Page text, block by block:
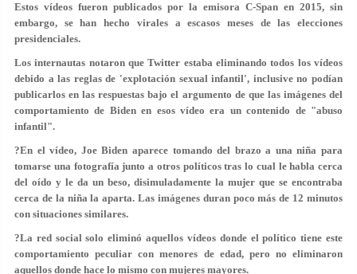
Estos vídeos fueron publicados por la emisora C-Span en 2015, sin
embargo, se han hecho virales a escasos meses de las elecciones
presidenciales.
Los internautas notaron que Twitter estaba eliminando todos los vídeos
debido a las reglas de 'explotación sexual infantil', inclusive no podían
publicarlos en las respuestas bajo el argumento de que las imágenes del
comportamiento de Biden en esos vídeo era un contenido de "abuso
infantil".
?En el vídeo, Joe Biden aparece tomando del brazo a una niña para
tomarse una fotografía junto a otros políticos tras lo cual le habla cerca
del oído y le da un beso, disimuladamente la mujer que se encontraba
cerca de la niña la aparta. Las imágenes duran poco más de 12 minutos
con situaciones similares.
?La red social solo eliminó aquellos vídeos donde el político tiene este
comportamiento peculiar con menores de edad, pero no eliminaron
aquellos donde hace lo mismo con mujeres mayores.